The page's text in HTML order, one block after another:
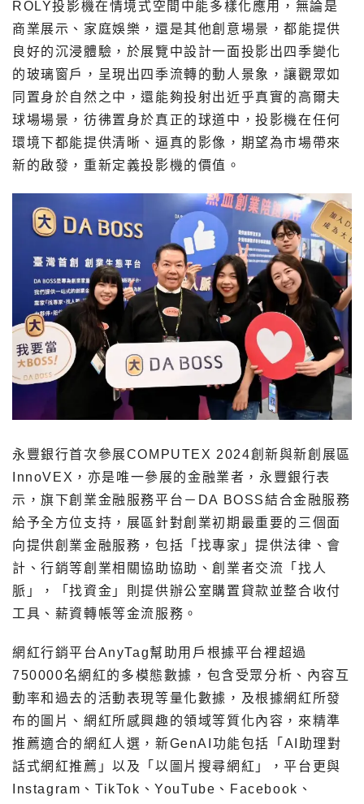
ROLY投影機在情境式空間中能多樣化應用，無論是
商業展示、家庭娛樂，還是其他創意場景，都能提供
良好的沉浸體驗，於展覽中設計一面投影出四季變化
的玻璃窗戶，呈現出四季流轉的動人景象，讓觀眾如
同置身於自然之中，還能夠投射出近乎真實的高爾夫
球場場景，彷彿置身於真正的球道中，投影機在任何
環境下都能提供清晰、逼真的影像，期望為市場帶來
新的啟發，重新定義投影機的價值。
永豐銀行首次參展COMPUTEX 2024創新與新創展區
InnoVEX，亦是唯一參展的金融業者，永豐銀行表
示，旗下創業金融服務平台－DA BOSS結合金融服務
給予全方位支持，展區針對創業初期最重要的三個面
向提供創業金融服務，包括「找專家」提供法律、會
計、行銷等創業相關協助協助、創業者交流「找人
脈」，「找資金」則提供辦公室購置貸款並整合收付
工具、薪資轉帳等金流服務。
網紅行銷平台AnyTag幫助用戶根據平台裡超過
750000名網紅的多模態數據，包含受眾分析、內容互
動率和過去的活動表現等量化數據，及根據網紅所發
布的圖片、網紅所感興趣的領域等質化內容，來精準
推薦適合的網紅人選，新GenAI功能包括「AI助理對
話式網紅推薦」以及「以圖片搜尋網紅」，平台更與
Instagram、TikTok、YouTube、Facebook、